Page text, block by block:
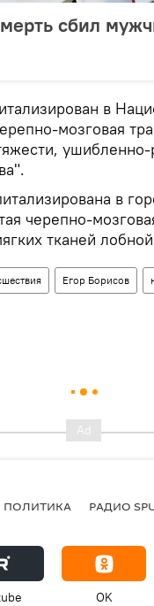
сбил
в
мозговая
в
черепно-
тканей
Егор Борисов
ПОЛИТИКА РАДИО
OK